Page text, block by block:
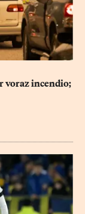
voraz incendio;